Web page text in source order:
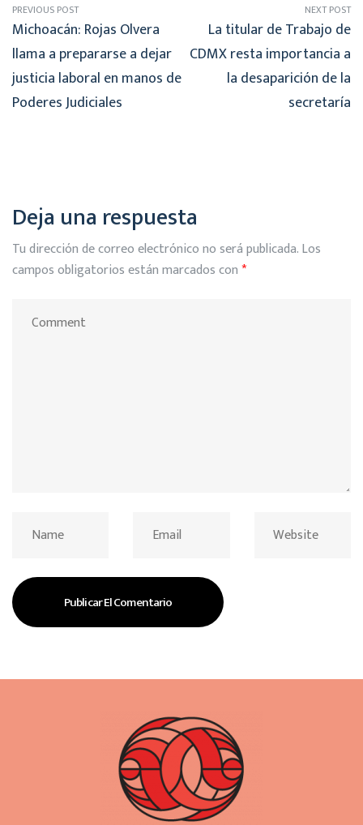
PREVIOUS POST
Michoacán: Rojas Olvera
llama a prepararse a dejar
justicia laboral en manos de
Poderes Judiciales
NEXT POST
La titular de Trabajo de
CDMX resta importancia a
la desaparición de la
secretaría
Deja una respuesta
Tu dirección de correo electrónico no será publicada.Los
campos obligatorios están marcados con*